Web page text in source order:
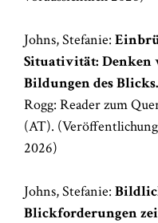
Johns, Stefanie:
Situativität: Denken
Bildungen des Blicks.
Rogg: Reader zum
(AT).
2026)
Johns, Stefanie:
Blickforderungen